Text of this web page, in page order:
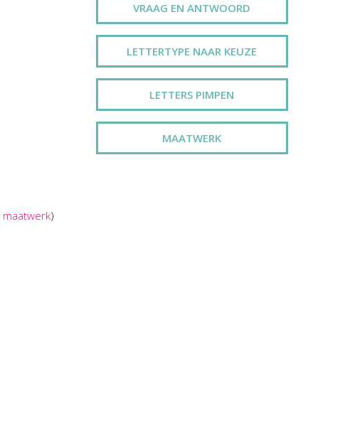
maatwerk)
VRAAG EN ANTWOORD
LETTERTYPE NAAR KEUZE
LETTERS PIMPEN
MAATWERK